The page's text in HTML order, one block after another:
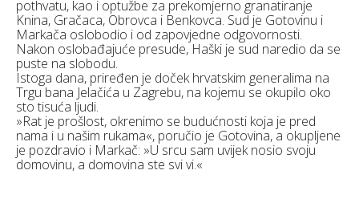
pothvatu, kao i optužbe za prekomjerno granatiranje
Knina, Gračaca, Obrovca i Benkovca. Sud je Gotovinu i
Markača oslobodio i od zapovjedne odgovornosti.
Nakon oslobađajuće presude, Haški je sud naredio da se
puste na slobodu.
Istoga dana, priređen je doček hrvatskim generalima na
Trgu bana Jelačića u Zagrebu, na kojemu se okupilo oko
sto tisuća ljudi.
»Rat je prošlost, okrenimo se budućnosti koja je pred
nama i u našim rukama«, poručio je Gotovina, a okupljene
je pozdravio i Markač: »U srcu sam uvijek nosio svoju
domovinu, a domovina ste svi vi.«